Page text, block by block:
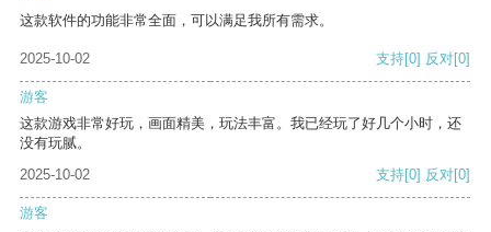
这款软件的功能非常全面，可以满足我所有需求。
2025-10-02 支持[0] 反对[0]
游客
这款游戏非常好玩，画面精美，玩法丰富。我已经玩了好几个小时，还
没有玩腻。
2025-10-02
支持[0] 反对[0]
游客